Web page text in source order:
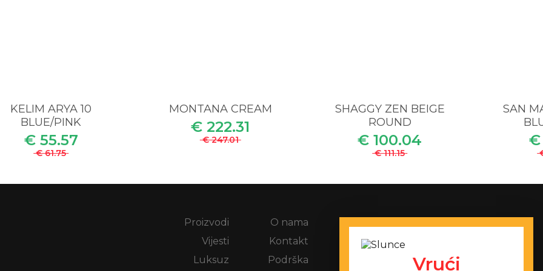
KELIM ARYA 10
BLUE/PINK
€ 55.57
€ 61.75
MONTANA CREAM
€ 222.31
€ 247.01
SHAGGY ZEN BEIGE
ROUND
€ 100.04
€ 111.15
SAN
€
Proizvodi
Vijesti
Luksuz
O nama
Kontakt
Podrška
Postupak za pritužbe
Zaštita osobnih podataka
Vrući